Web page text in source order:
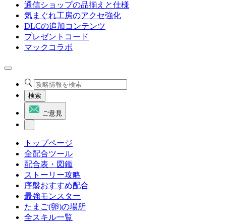
通信ショップの品揃えと仕様
気まぐれ工房のアクセ強化
DLCの追加コンテンツ
プレゼントコード
マックコラボ
検索
ご意見
トップページ
全配合ツール
配合表・図鑑
ストーリー攻略
序盤おすすめ配合
最強モンスター
たまご(卵)の場所
全スキル一覧